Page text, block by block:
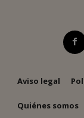
Aviso legal
Quiénes somos